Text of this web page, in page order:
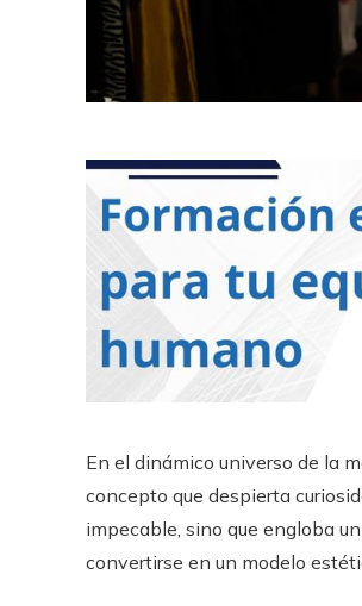
En el dinámico universo de la
concepto que despierta
impecable, sino que engloba
convertirse en un modelo